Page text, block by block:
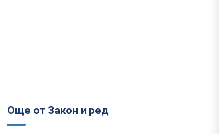
Още от Закон и ред